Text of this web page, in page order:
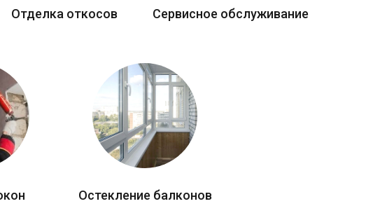
Отделка откосов Сервисное обслуживание
Остекление балконов